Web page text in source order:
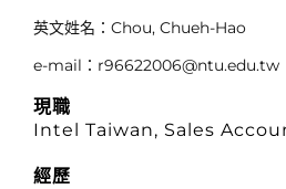
英文姓名：Chou, Chueh-Hao
e-mail：r96622006@ntu.edu.tw
現職
Intel Taiwan, Sales
經歷